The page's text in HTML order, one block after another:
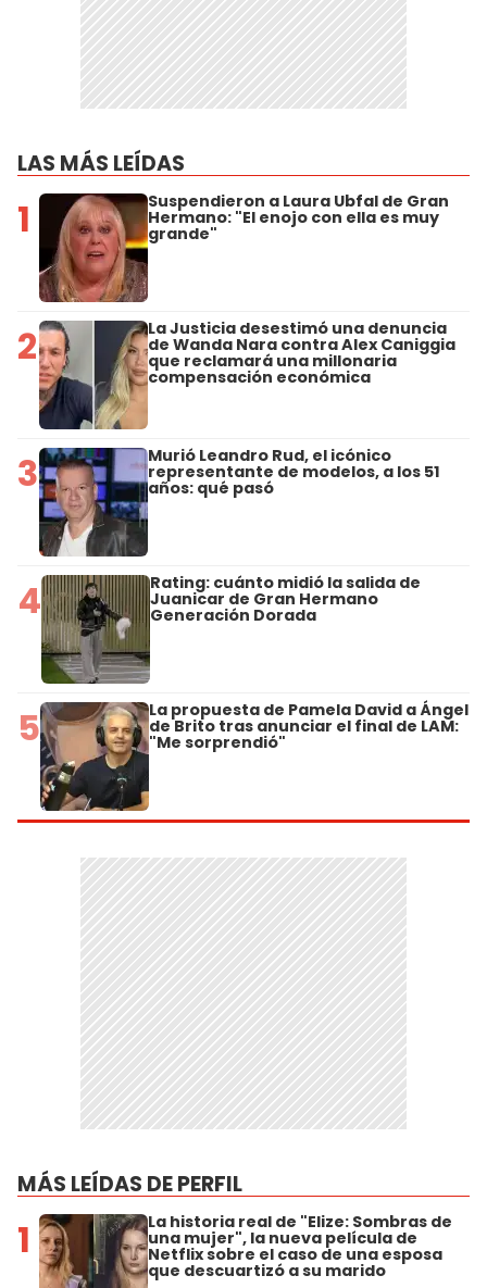
LAS MÁS LEÍDAS
1 Suspendieron a Laura Ubfal de Gran
Hermano: "El enojo con ella es muy
grande"
2 La Justicia desestimó una denuncia
de Wanda Nara contra Alex Caniggia
que reclamará una millonaria
compensación económica
3 Murió Leandro Rud, el icónico
representante de modelos, a los 51
años: qué pasó
4 Rating: cuánto midió la salida de
Juanicar de Gran Hermano
Generación Dorada
5 La propuesta de Pamela David a Ángel
de Brito tras anunciar el final de LAM:
"Me sorprendió"
MÁS LEÍDAS DE PERFIL
1 La historia real de "Elize: Sombras de
una mujer", la nueva película de
Netflix sobre el caso de una esposa
que descuartizó a su marido